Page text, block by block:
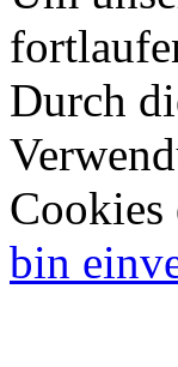
Durch
bin